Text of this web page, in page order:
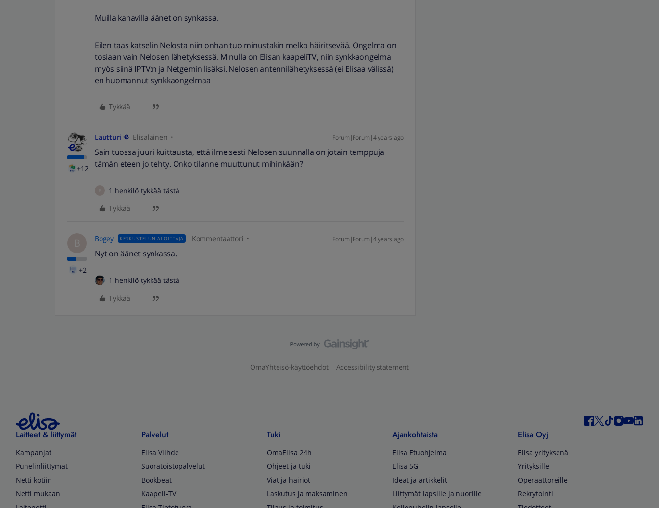
Muilla kanavilla äänet on synkassa.
Eilen taas katselin Nelosta niin onhan tuo minustakin melko häiritsevää. Ongelma on
tosiaan vain Nelosen lähetyksessä. Minulla on Elisan kaapeliTV, niin synkkaongelma
myös siinä IPTV:n ja Netgemin lisäksi. Nelosen antennilähetyksessä (ei Elisaa välissä)
en huomannut synkkaongelmaa
Tykkää
+12
Lautturi Elisalainen Forum|Forum|4 years ago
Sain tuossa juuri kuittausta, että ilmeisesti Nelosen suunnalla on jotain temppuja
tämän eteen jo tehty. Onko tilanne muuttunut mihinkään?
1 henkilö tykkää tästä
Tykkää
B
+2
Bogey KESKUSTELUN ALOITTAJA Kommentaattori Forum|Forum|4 years ago
Nyt on äänet synkassa.
1 henkilö tykkää tästä
Tykkää
OmaYhteisö-käyttöehdot Accessibility statement
Laitteet & liittymät
Kampanjat
Puhelinliittymät
Netti kotiin
Netti mukaan
Palvelut
Elisa Viihde
Suoratoistopalvelut
Bookbeat
Kaapeli-TV
Tuki
OmaElisa 24h
Ohjeet ja tuki
Viat ja häiriöt
Laskutus ja maksaminen
Ajankohtaista
Elisa Etuohjelma
Elisa 5G
Ideat ja artikkelit
Liittymät lapsille ja nuorille
Elisa Oyj
Elisa yrityksenä
Yrityksille
Operaattoreille
Rekrytointi